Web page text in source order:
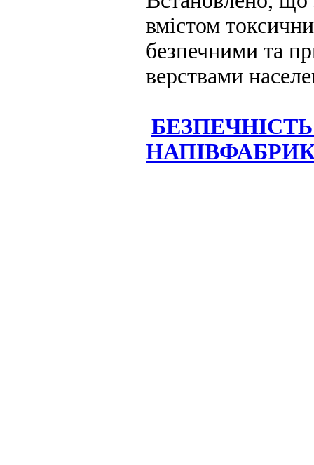
вмістом
безпечними та
верствами